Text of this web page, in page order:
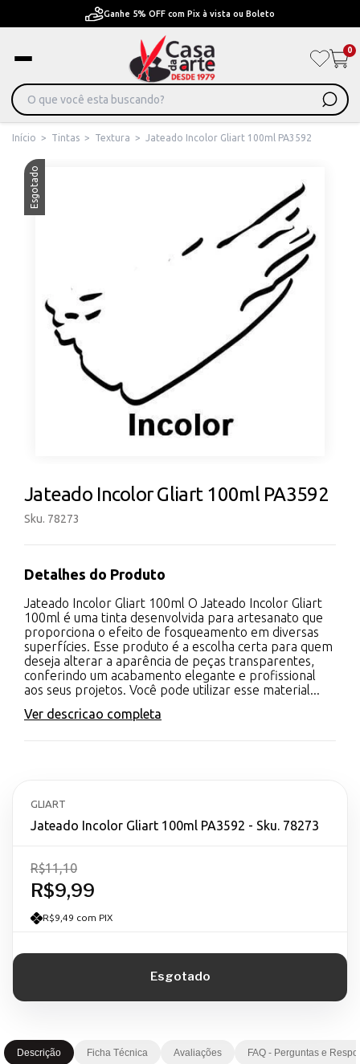
Ganhe 5% OFF com Pix à vista ou Boleto
0
Início > Tintas > Textura > Jateado Incolor Gliart 100ml PA3592
Esgotado
Jateado Incolor Gliart 100ml PA3592
Sku. 78273
Detalhes do Produto
Jateado Incolor Gliart 100ml O Jateado Incolor Gliart
100ml é uma tinta desenvolvida para artesanato que
proporciona o efeito de fosqueamento em diversas
superfícies. Esse produto é a escolha certa para quem
deseja alterar a aparência de peças transparentes,
conferindo um acabamento elegante e profissional
aos seus projetos. Você pode utilizar esse material...
Ver descricao completa
GLIART
Jateado Incolor Gliart 100ml PA3592 - Sku. 78273
R$9,99
R$11,10
R$9,49 com PIX
Descrição Ficha Técnica Avaliações FAQ - Perguntas e